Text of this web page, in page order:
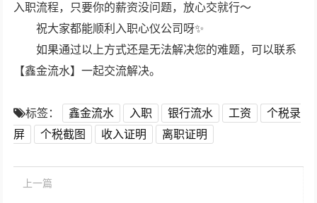
入职流程，只要你的薪资没问题，放心交就行～
祝大家都能顺利入职心仪公司呀✨
如果通过以上方式还是无法解决您的难题，可以联系
【鑫金流水】一起交流解决。
标签： 鑫金流水 入职 银行流水 工资
个税录
屏
个税截图 收入证明 离职证明
上一篇